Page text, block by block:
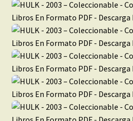
Porno 3D
Inéditas
Demos
Mi cuenta